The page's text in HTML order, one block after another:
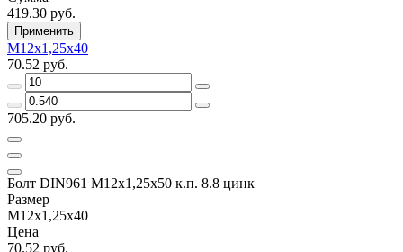
419.30 руб.
Применить
М12х1,25х40
70.52 руб.
705.20 руб.
Болт DIN961 М12х1,25х50 к.п. 8.8 цинк
Размер
М12х1,25х40
Цена
70.52 руб.